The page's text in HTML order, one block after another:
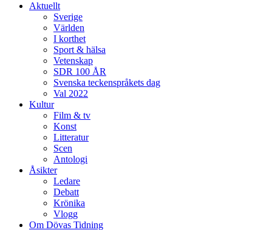
Aktuellt
Sverige
Världen
I korthet
Sport & hälsa
Vetenskap
SDR 100 ÅR
Svenska teckenspråkets dag
Val 2022
Kultur
Film & tv
Konst
Litteratur
Scen
Antologi
Åsikter
Ledare
Debatt
Krönika
Vlogg
Om Dövas Tidning